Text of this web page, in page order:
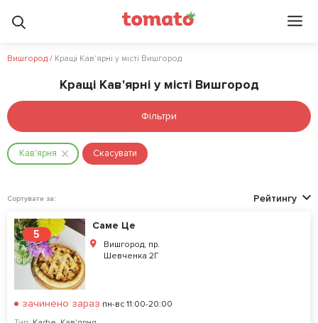
Вишгород / Кращі Кав'ярні у місті Вишгород
Кращі Кав'ярні у місті Вишгород
Фільтри
Кав'ярня Скасувати
Сортувати за: Рейтингу
5
Саме Це
Вишгород, пр.
Шевченка 2Г
зачинено зараз пн-вс 11:00-20:00